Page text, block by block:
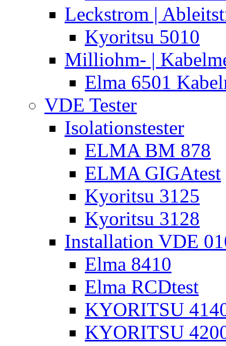
Leckstrom |
Kyoritsu 5010
Milliohm- |
Elma 6501
VDE Tester
Isolationstester
ELMA BM 878
ELMA GIGAtest
Kyoritsu 3125
Kyoritsu 3128
Installation VDE
Elma 8410
Elma RCDtest
KYORITSU
KYORITSU